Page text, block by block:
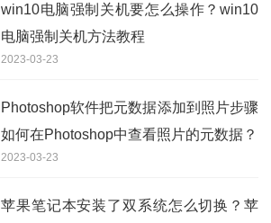
win10电脑强制关机要怎么操作？win10
电脑强制关机方法教程
2023-03-23
Photoshop软件把元数据添加到照片步骤
如何在Photoshop中查看照片的元数据？
2023-03-23
苹果笔记本安装了双系统怎么切换？苹